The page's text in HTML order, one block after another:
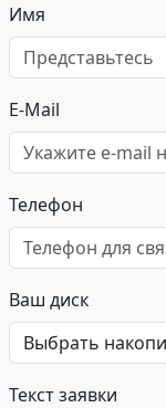
Имя
E-Mail
Телефон
Ваш диск
Текст заявки